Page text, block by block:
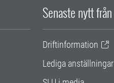
Senaste nytt från
Driftinformation
Lediga anställningar